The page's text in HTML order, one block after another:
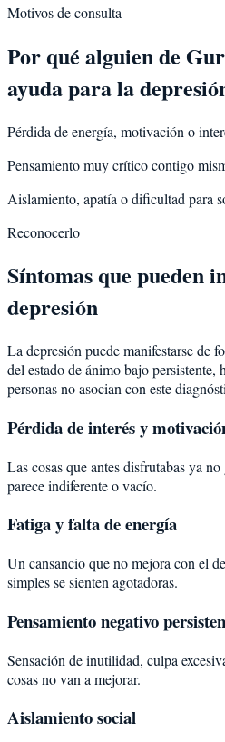
Motivos de consulta
Por qué alguien de
ayuda para la
Pérdida de energía, motivación o
Pensamiento muy crítico contigo
Aislamiento, apatía o dificultad para
Reconocerlo
Síntomas que pueden
depresión
La depresión puede manifestarse de
del estado de ánimo bajo persistente,
personas no asocian con este
Pérdida de interés y
Las cosas que antes disfrutabas ya
parece indiferente o vacío.
Fatiga y falta de energía
Un cansancio que no mejora con el
simples se sienten agotadoras.
Pensamiento negativo
Sensación de inutilidad, culpa
cosas no van a mejorar.
Aislamiento social